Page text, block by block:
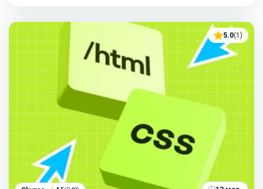
5.0(1)